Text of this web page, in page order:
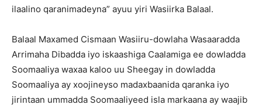
ilaalino qaranimadeyna” ayuu yiri Wasiirka Balaal.
Balaal Maxamed Cismaan Wasiiru-dowlaha Wasaaradda
Arrimaha Dibadda iyo iskaashiga Caalamiga ee dowladda
Soomaaliya waxaa kaloo uu Sheegay in dowladda
Soomaaliya ay xoojineyso madaxbaanida qaranka iyo
jirintaan ummadda Soomaaliyeed isla markaana ay waajib